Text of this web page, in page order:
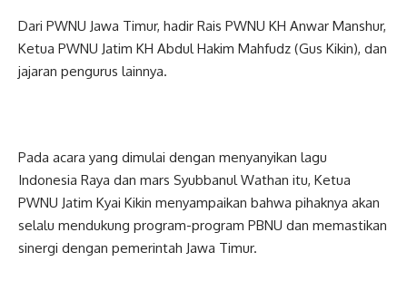
Dari PWNU Jawa Timur, hadir Rais PWNU KH Anwar Manshur,
Ketua PWNU Jatim KH Abdul Hakim Mahfudz (Gus Kikin), dan
jajaran pengurus lainnya.
Pada acara yang dimulai dengan menyanyikan lagu
Indonesia Raya dan mars Syubbanul Wathan itu, Ketua
PWNU Jatim Kyai Kikin menyampaikan bahwa pihaknya akan
selalu mendukung program-program PBNU dan memastikan
sinergi dengan pemerintah Jawa Timur.